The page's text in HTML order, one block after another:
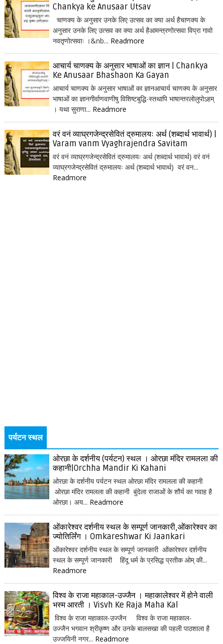
Chankya ke Anusaar Utsav
चाणक्य के अनुसार उनके लिए उत्सव का क्या अर्थ हैचाणक्य के
अनुसार उनके लिए उत्सव का क्या अर्थ हैआमन्त्रणोत्सवा विप्रा गावो
नवतृणोत्सवाः ।&nb... Readmore
आचार्य चाणक्य के अनुसार भाषाओं का ज्ञान | Chankya
Ke Anusaar Bhashaon Ka Gayan
आचार्य चाणक्य के अनुसार भाषाओं का ज्ञानआचार्य चाणक्य के अनुसार
भाषाओं का ज्ञानगीर्वाणवाणीषु विशिष्टबुद्धि-स्तथापि भाषान्तरलोलुपोऽहम्
। यथा सुराणा... Readmore
वरं वनं व्याघ्रगजेन्द्रसेवितं द्रुमालयः अर्थ (शब्दार्थ भावार्थ) |
Varam vanm Vyaghrajendra Savitam
वरं वनं व्याघ्रगजेन्द्रसेवितं द्रुमालयः अर्थ (शब्दार्थ भावार्थ) वरं वनं
व्याघ्रगजेन्द्रसेवितं द्रुमालयः अर्थ (शब्दार्थ भावार्थ) वरं वन...
Readmore
पर्यटन स्थल
ओरछा के दर्शनीय (पर्यटन) स्थल । ओरछा मंदिर रामलला की
कहानी|Orchha Mandir Ki Kahani
ओरछा के दर्शनीय पर्यटन स्थल ओरछा मंदिर रामलला की कहानी
ओरछा मंदिर रामलला की कहानी बुंदेला राजाओं के शौर्य का गवाह है
ओरछा। अय... Readmore
ओंकारेश्वर दर्शनीय स्थल के सम्पूर्ण जानकारी,ओंकारेश्वर का
ज्योतिर्लिंग । Omkareshwar Ki Jaankari
ओंकारेश्वर दर्शनीय स्थल के सम्पूर्ण जानकारी ओंकारेश्वर दर्शनीय
स्थल के सम्पूर्ण जानकारी हिंदू धर्म के प्रसिद्ध प्रतीक ओम् की...
Readmore
विश्व के राजा महाकाल-उज्जैन । महाकालेश्वर में होने वाली
भस्म आरती । Visvh Ke Raja Maha Kal
विश्व के राजा महाकाल-उज्जैन विश्व के राजा महाकाल-
उज्जैन भगवान श्रीकृष्ण और उनके बालसखा की पहली पाठशाला है
उज्जयिनी नगर... Readmore